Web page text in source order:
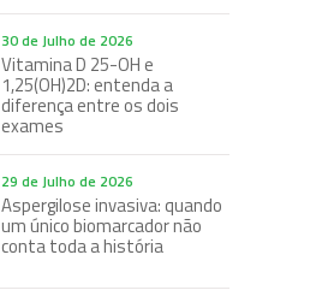
30 de Julho de 2026
Vitamina D 25-OH e
1,25(OH)2D: entenda a
diferença entre os dois
exames
29 de Julho de 2026
Aspergilose invasiva: quando
um único biomarcador não
conta toda a história